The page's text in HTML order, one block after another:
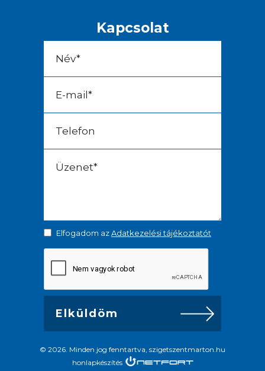
Kapcsolat
Elfogadom azAdatkezelési tájékoztatót
© 2026. Minden jog fenntartva, szigetszentmarton.hu
honlapkészítés